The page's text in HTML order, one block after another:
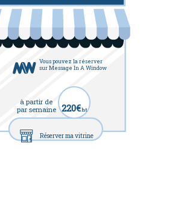
Vous pouvez la réserver
sur Message In A Window
à partir de
par semaine 220€ht
Réserver ma vitrine